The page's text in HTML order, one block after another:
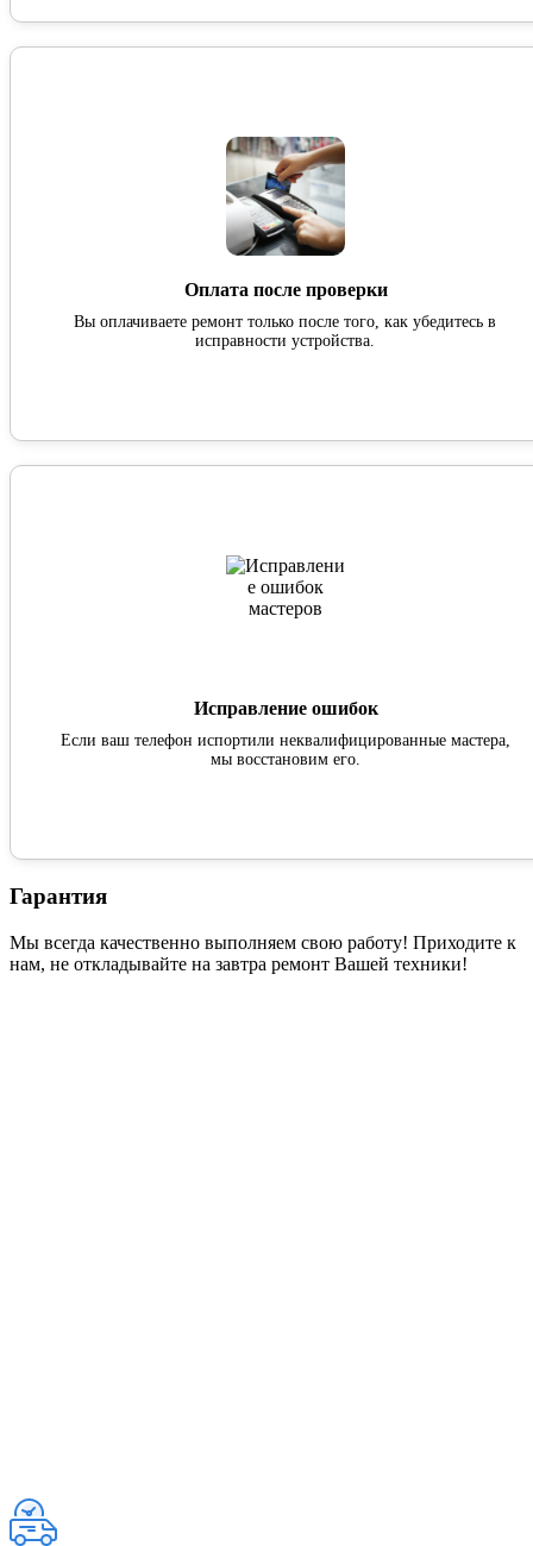
Оплата после проверки
Вы оплачиваете ремонт только после того, как убедитесь в
исправности устройства.
Исправление ошибок
Если ваш телефон испортили неквалифицированные мастера,
мы восстановим его.
Гарантия
Мы всегда качественно выполняем свою работу! Приходите к
нам, не откладывайте на завтра ремонт Вашей техники!